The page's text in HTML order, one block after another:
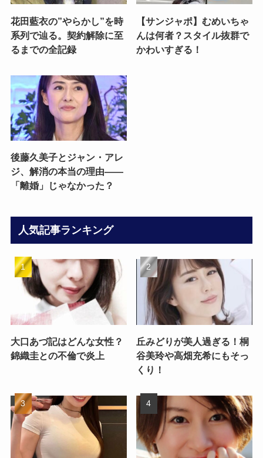
花田藍衣の”やらかし”を時
系列で辿る。契約解除に至
るまでの全記録
【サンジャポ】むめいちゃ
んは何者？スタイル抜群で
かわいすぎる！
後藤久美子とジャン・アレ
ジ、解消の本当の理由——
「離婚」じゃなかった？
人気記事ランキング
大口あづ記はどんな女性？
錦織圭との不倫で炎上
丘みどりが美人過ぎる！桐
谷美玲や高畑充希にもそっ
くり！